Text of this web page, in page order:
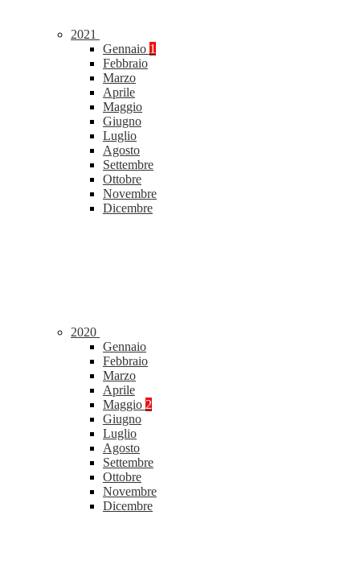
2021
Gennaio 1
Febbraio
Marzo
Aprile
Maggio
Giugno
Luglio
Agosto
Settembre
Ottobre
Novembre
Dicembre
2020
Gennaio
Febbraio
Marzo
Aprile
Maggio 2
Giugno
Luglio
Agosto
Settembre
Ottobre
Novembre
Dicembre